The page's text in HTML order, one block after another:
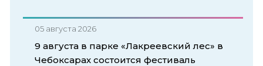
05 августа 2026
9 августа в парке «Лакреевский лес» в
Чебоксарах состоится фестиваль